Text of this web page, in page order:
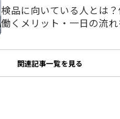
検品に向いている人とは
働くメリット・一日の流
関連記事一覧を見る